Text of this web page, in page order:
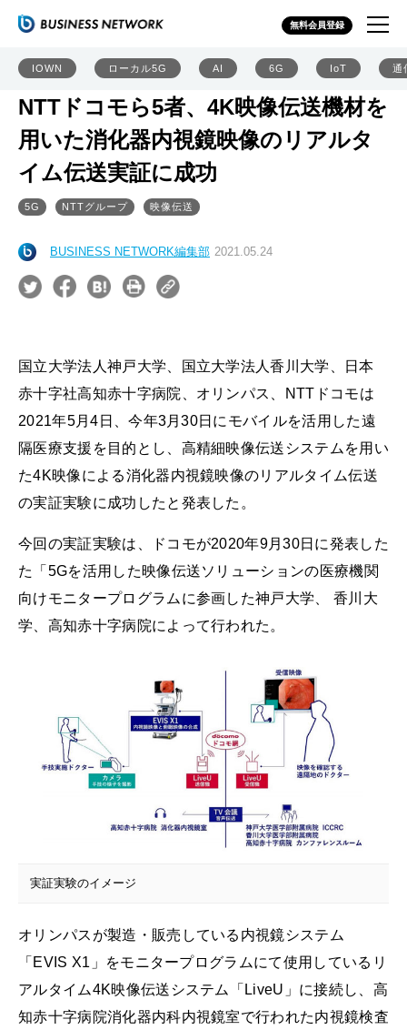
無料会員登録
IOWN ローカル5G AI 6G IoT 通
NTTドコモら5者、4K映像伝送機材を
用いた消化器内視鏡映像のリアルタ
イム伝送実証に成功
5G NTTグループ 映像伝送
BUSINESS NETWORK編集部 2021.05.24
国立大学法人神戸大学、国立大学法人香川大学、日本
赤十字社高知赤十字病院、オリンパス、NTTドコモは
2021年5月4日、今年3月30日にモバイルを活用した遠
隔医療支援を目的とし、高精細映像伝送システムを用い
た4K映像による消化器内視鏡映像のリアルタイム伝送
の実証実験に成功したと発表した。
今回の実証実験は、ドコモが2020年9月30日に発表した
た「5Gを活用した映像伝送ソリューションの医療機関
向けモニタープログラムに参画した神戸大学、 香川大
学、高知赤十字病院によって行われた。
実証実験のイメージ
オリンパスが製造・販売している内視鏡システム
「EVIS X1」をモニタープログラムにて使用しているリ
アルタイム4K映像伝送システム「LiveU」に接続し、高
知赤十字病院消化器内科内視鏡室で行われた内視鏡検査